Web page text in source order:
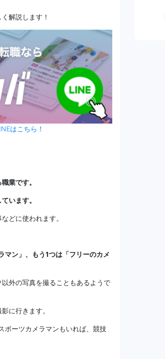
解説します！
はこちら！
業です。
います。
どに使われます。
マン」、もう1つは「フリーのカメ
外の写真を撮ることもあるようで
に行きます。
ポーツカメラマンもいれば、競技